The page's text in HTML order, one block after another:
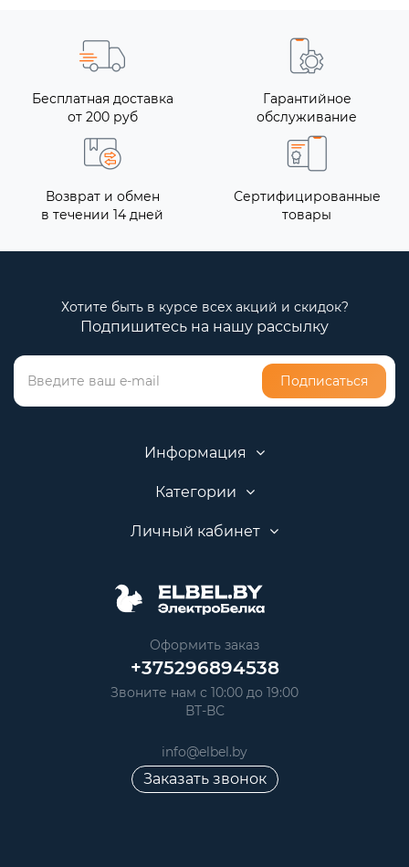
Бесплатная доставка
от 200 руб
Гарантийное
обслуживание
Возврат и обмен
в течении 14 дней
Сертифицированные
товары
Хотите быть в курсе всех акций и скидок?
Подпишитесь на нашу рассылку
Подписаться
Информация
Категории
Личный кабинет
Оформить заказ
+375296894538
Звоните нам с 10:00 до 19:00
ВТ-ВС
info@elbel.by
Заказать звонок